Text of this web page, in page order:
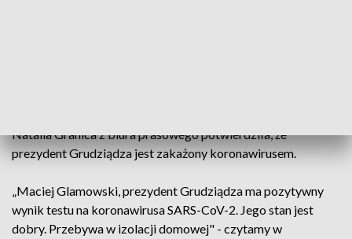
Natalia Granica z biura prasowego potwierdziła, że
prezydent Grudziądza jest zakażony koronawirusem.
„Maciej Glamowski, prezydent Grudziądza ma pozytywny
wynik testu na koronawirusa SARS-CoV-2. Jego stan jest
dobry. Przebywa w izolacji domowej" - czytamy w